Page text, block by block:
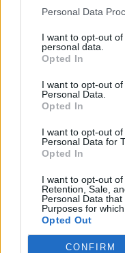
Personal Data
I want to opt-out
personal data.
Opted In
I want to opt-out
Personal Data.
Opted In
I want to opt-out
Personal Data for
Opted In
I want to opt-out of
Retention, Sale,
Personal Data
Purposes for
Opted Out
CONFIRM
Η Τροχαία είχε
σχολική εκδρομή
Δεν πραγματοποιήθηκε
Τροχαίας Αγίου…
Newsroom